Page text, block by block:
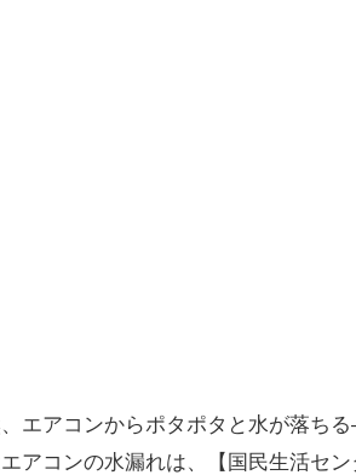
エアコンからポタポタと水が落ち
アコンの水漏れは、【国民生活セ